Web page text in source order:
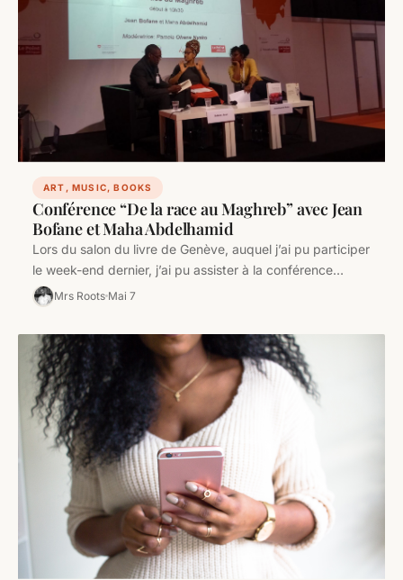
ART, MUSIC, BOOKS
Conférence “De la race au Maghreb” avec Jean
Bofane et Maha Abdelhamid
Lors du salon du livre de Genève, auquel j’ai pu participer
le week-end dernier, j’ai pu assister à la conférence…
Mrs Roots Mai 7